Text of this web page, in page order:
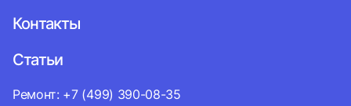
Контакты
Статьи
Ремонт: +7 (499) 390-08-35